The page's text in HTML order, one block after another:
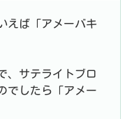
えば「アメーバキ
、サテライトブロ
でしたら「アメー